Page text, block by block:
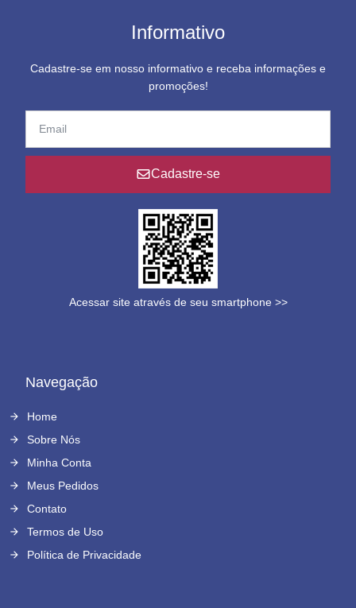
Informativo
Cadastre-se em nosso informativo e receba informações e
promoções!
Cadastre-se
Acessar site através de seu smartphone >>
Navegação
Home
Sobre Nós
Minha Conta
Meus Pedidos
Contato
Termos de Uso
Política de Privacidade